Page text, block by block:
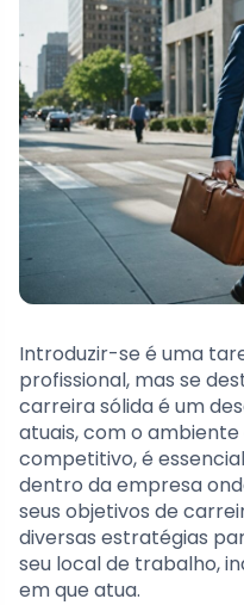
Introduzir-se é uma
profissional, mas se
carreira sólida é um
atuais, com o
competitivo, é
dentro da empresa
seus objetivos de
diversas estratégias
seu local de trabalho,
em que atua.